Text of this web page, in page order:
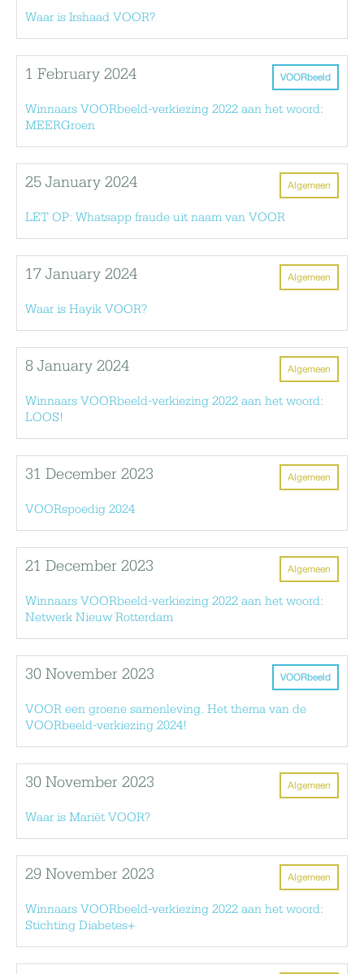
Waar is Irshaad VOOR?
VOORbeeld
1 February 2024
Winnaars VOORbeeld-verkiezing 2022 aan het woord:
MEERGroen
Algemeen
25 January 2024
LET OP: Whatsapp fraude uit naam van VOOR
Algemeen
17 January 2024
Waar is Hayik VOOR?
Algemeen
8 January 2024
Winnaars VOORbeeld-verkiezing 2022 aan het woord:
LOOS!
Algemeen
31 December 2023
VOORspoedig 2024
Algemeen
21 December 2023
Winnaars VOORbeeld-verkiezing 2022 aan het woord:
Netwerk Nieuw Rotterdam
VOORbeeld
30 November 2023
VOOR een groene samenleving. Het thema van de
VOORbeeld-verkiezing 2024!
Algemeen
30 November 2023
Waar is Mariët VOOR?
Algemeen
29 November 2023
Winnaars VOORbeeld-verkiezing 2022 aan het woord:
Stichting Diabetes+